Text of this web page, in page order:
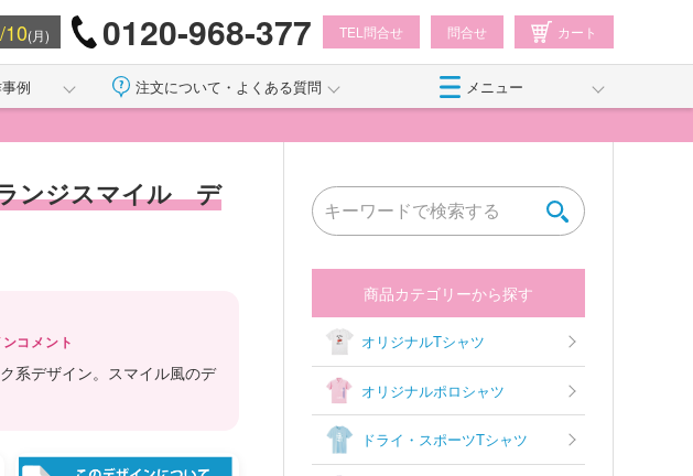
10(月) 0120-968-377 TEL問合せ 問合せ カート
例 注文について・よくある質問 メニュー
ンジスマイル デ
コメント
系デザイン。スマイル風のデ
商品カテゴリーから探す
オリジナルTシャツ
オリジナルポロシャツ
ドライ・スポーツTシャツ